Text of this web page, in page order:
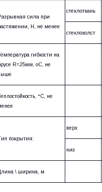
сила при
Н, не менее
стеклоткань
стеклохолст
гибкости на
R=25мм, оС, не
°С, не
покрытия:
верх
низ
\ ширина, м